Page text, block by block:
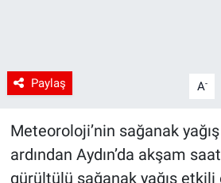
Paylaş A-
Meteoroloji’nin sağanak yağış
ardından Aydın’da akşam
gürültülü sağanak yağış etkili